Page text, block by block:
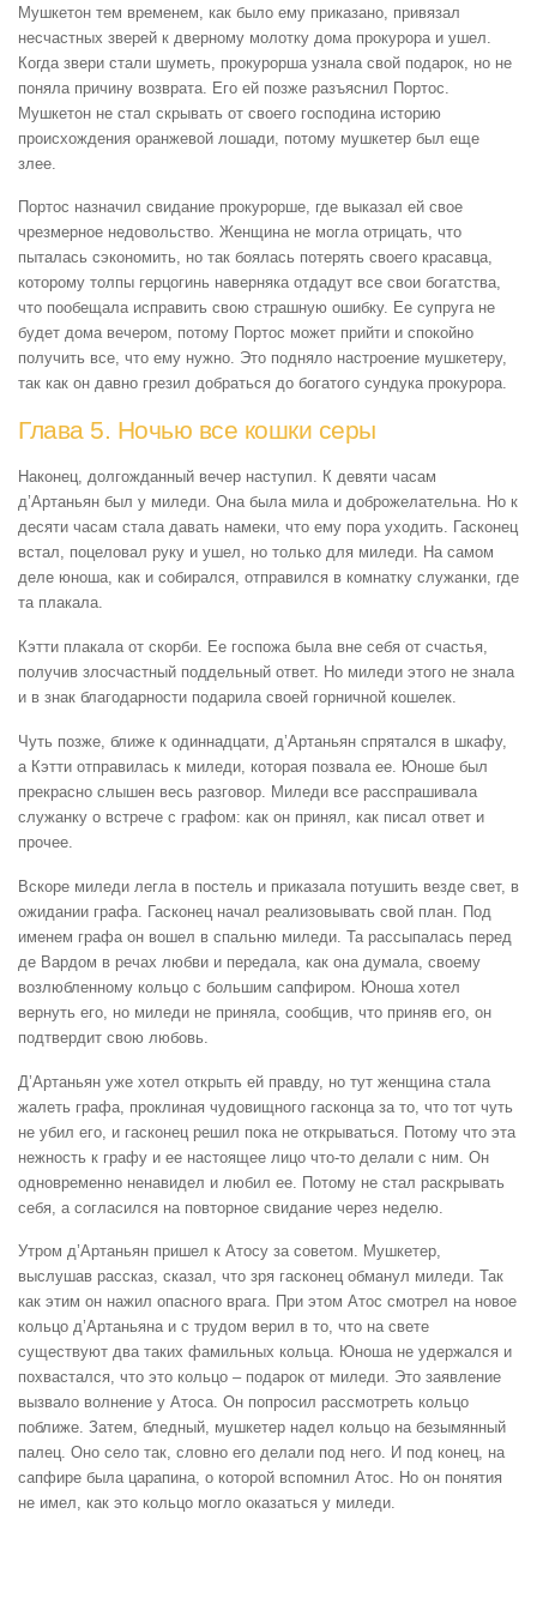
Мушкетон тем временем, как было ему приказано, привязал
несчастных зверей к дверному молотку дома прокурора и ушел.
Когда звери стали шуметь, прокурорша узнала свой подарок, но не
поняла причину возврата. Его ей позже разъяснил Портос.
Мушкетон не стал скрывать от своего господина историю
происхождения оранжевой лошади, потому мушкетер был еще
злее.
Портос назначил свидание прокурорше, где выказал ей свое
чрезмерное недовольство. Женщина не могла отрицать, что
пыталась сэкономить, но так боялась потерять своего красавца,
которому толпы герцогинь наверняка отдадут все свои богатства,
что пообещала исправить свою страшную ошибку. Ее супруга не
будет дома вечером, потому Портос может прийти и спокойно
получить все, что ему нужно. Это подняло настроение мушкетеру,
так как он давно грезил добраться до богатого сундука прокурора.
Глава 5. Ночью все кошки серы
Наконец, долгожданный вечер наступил. К девяти часам
д’Артаньян был у миледи. Она была мила и доброжелательна. Но к
десяти часам стала давать намеки, что ему пора уходить. Гасконец
встал, поцеловал руку и ушел, но только для миледи. На самом
деле юноша, как и собирался, отправился в комнатку служанки, где
та плакала.
Кэтти плакала от скорби. Ее госпожа была вне себя от счастья,
получив злосчастный поддельный ответ. Но миледи этого не знала
и в знак благодарности подарила своей горничной кошелек.
Чуть позже, ближе к одиннадцати, д’Артаньян спрятался в шкафу,
а Кэтти отправилась к миледи, которая позвала ее. Юноше был
прекрасно слышен весь разговор. Миледи все расспрашивала
служанку о встрече с графом: как он принял, как писал ответ и
прочее.
Вскоре миледи легла в постель и приказала потушить везде свет, в
ожидании графа. Гасконец начал реализовывать свой план. Под
именем графа он вошел в спальню миледи. Та рассыпалась перед
де Вардом в речах любви и передала, как она думала, своему
возлюбленному кольцо с большим сапфиром. Юноша хотел
вернуть его, но миледи не приняла, сообщив, что приняв его, он
подтвердит свою любовь.
Д’Артаньян уже хотел открыть ей правду, но тут женщина стала
жалеть графа, проклиная чудовищного гасконца за то, что тот чуть
не убил его, и гасконец решил пока не открываться. Потому что эта
нежность к графу и ее настоящее лицо что-то делали с ним. Он
одновременно ненавидел и любил ее. Потому не стал раскрывать
себя, а согласился на повторное свидание через неделю.
Утром д’Артаньян пришел к Атосу за советом. Мушкетер,
выслушав рассказ, сказал, что зря гасконец обманул миледи. Так
как этим он нажил опасного врага. При этом Атос смотрел на новое
кольцо д’Артаньяна и с трудом верил в то, что на свете
существуют два таких фамильных кольца. Юноша не удержался и
похвастался, что это кольцо – подарок от миледи. Это заявление
вызвало волнение у Атоса. Он попросил рассмотреть кольцо
поближе. Затем, бледный, мушкетер надел кольцо на безымянный
палец. Оно село так, словно его делали под него. И под конец, на
сапфире была царапина, о которой вспомнил Атос. Но он понятия
не имел, как это кольцо могло оказаться у миледи.